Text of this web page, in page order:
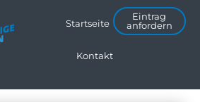
Startseite
Kontakt
Eintrag
anfordern